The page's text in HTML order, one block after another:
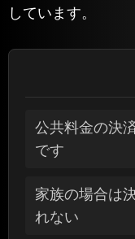
しています。
公共料金の決
です
家族の場合は
れない